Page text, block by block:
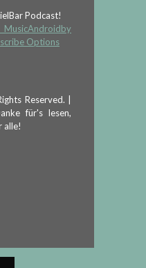
Podcast!
Androidby
Options
Reserved. |
für's lesen,
alle!